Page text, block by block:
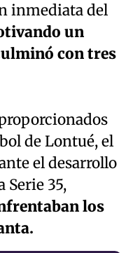
inmediata del
un
con tres
de Lontué, el
el desarrollo
Serie 35,
los